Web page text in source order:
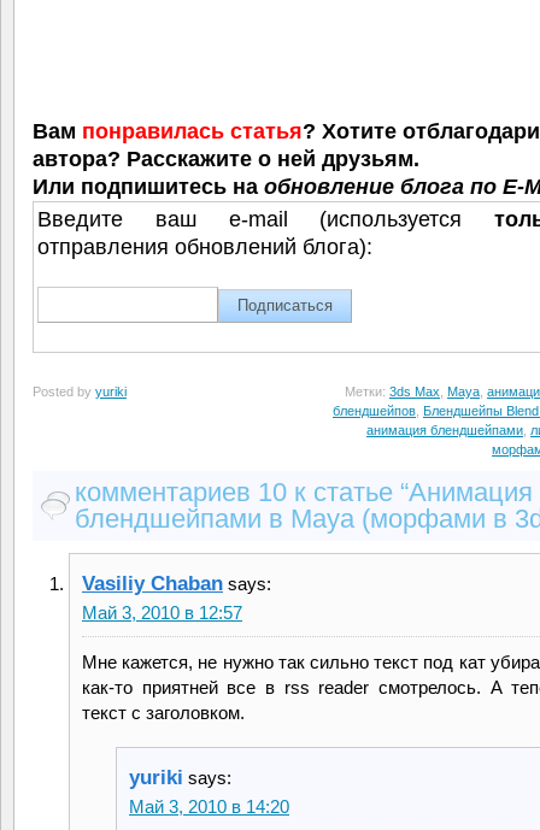
Вам понравилась статья? Хотите
автора? Расскажите о ней друзьям.
Или подпишитесь на обновление блога по E-
Введите ваш e-mail (используется
отправления обновлений блога):
Posted by yuriki Метки: 3ds Max Maya
блендшейпов Блендшейпы
анимация блендшейпами
комментариев 10 к статье
блендшейпами в Maya (морфами в
Vasiliy Chaban says:
Май 3, 2010 в 12:57
Мне кажется, не нужно так сильно текст под кат
как-то приятней все в rss reader смотрелось. А
текст с заголовком.
yuriki says:
Май 3, 2010 в 14:20